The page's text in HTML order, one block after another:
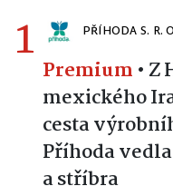
1 PŘÍHODA S. R.
Premium • Z
mexického
cesta
Příhoda
a stříbra